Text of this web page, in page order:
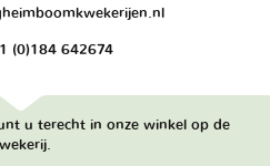
(0)184 642674
u terecht in onze winkel op de